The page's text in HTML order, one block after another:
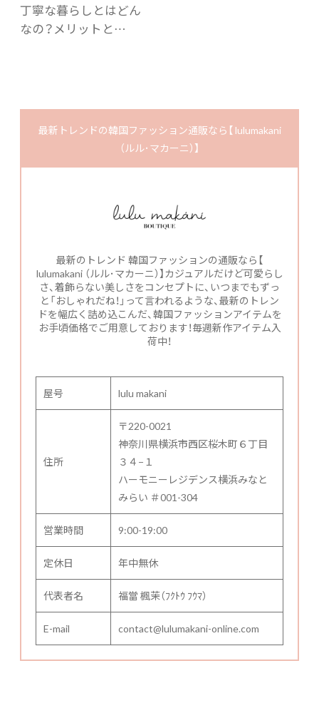
丁寧な暮らしとはどん
なの？メリットと…
最新トレンドの韓国ファッション通販なら【 lulumakani
（ルル･マカーニ）】
最新のトレンド 韓国ファッションの通販なら【
lulumakani （ルル･マカーニ）】カジュアルだけど可愛らし
さ、着飾らない美しさをコンセプトに、いつまでもずっ
と「おしゃれだね！」って言われるような、最新のトレン
ドを幅広く詰め込こんだ、韓国ファッションアイテムを
お手頃価格でご用意しております！毎週新作アイテム入
荷中！
屋号 lulu makani
住所
〒220-0021
神奈川県横浜市西区桜木町６丁目
３４−１
ハーモニーレジデンス横浜みなと
みらい ＃001-304
営業時間 9:00-19:00
定休日 年中無休
代表者名 福當 楓茉（ﾌｸﾄｳ ﾌｳﾏ）
E-mail contact@lulumakani-online.com